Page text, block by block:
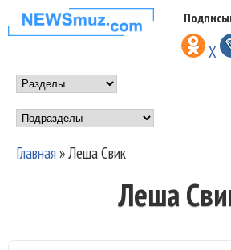
Перейти к
содержанию
НОВОСТИ
МУЗЫКИ И
ШОУ БИЗНЕСА
NEWSMUZ.COM
X
Main menu
Подразделы
Главная»Леша Свик
Леша